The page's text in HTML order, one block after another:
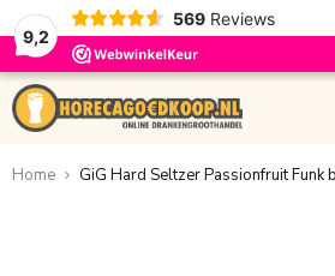
9,2
569 Reviews
Ga naar de inhoud
Home GiG Hard Seltzer Passionfruit Funk